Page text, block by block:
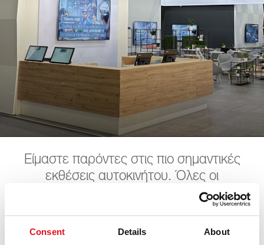
Consent Details About
Είμαστε παρόντες στις πιο σημαντικές
εκθέσεις αυτοκινήτου. Όλες οι
επερχόμενες ημερομηνίες μπορείτε να τις
βρείτε εδώ. Ανυπομονούμε για την
επίσκεψή σας